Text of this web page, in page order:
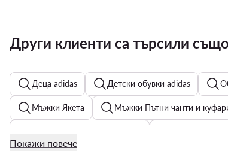
Други клиенти са търсили също
Деца adidas Детски обувки adidas
Мъжки Якета Мъжки Пътни чанти и
Покажи повече